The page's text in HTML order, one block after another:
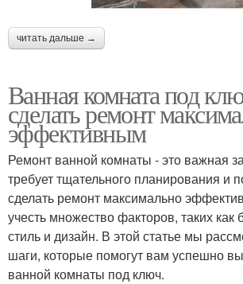
читать дальше →
Ванная комната под
сделать ремонт
эффективным
Ремонт ванной комнаты - это важная
требует тщательного планирования и
сделать ремонт максимально
учесть множество факторов, таких
стиль и дизайн. В этой статье мы
шаги, которые помогут вам успешно
ванной комнаты под ключ.